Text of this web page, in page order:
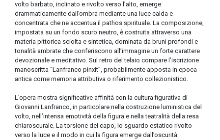
volto barbato, inclinato e rivolto verso l’alto, emerge
drammaticamente dall’ombra mediante una luce calda e
concentrata che ne accentua il pathos spirituale. La composizione,
impostata su un fondo scuro neutro, è costruita attraverso una
materia pittorica sciolta e sintetica, dominata da bruni profondi e
tonalità ambrate che conferiscono all’immagine un forte carattere
devozionale e meditativo. Sul retro del telaio compare l’iscrizione
manoscritta “Lanfranco pinxit”, probabilmente apposta in epoca
antica come memoria attributiva o riferimento collezionistico.
L’opera mostra significative affinità con la cultura figurativa di
Giovanni Lanfranco, in particolare nella costruzione luministica del
volto, nell’intensa emotività della figura e nella teatralità della resa
chiaroscurale. La torsione del capo, lo sguardo estatico rivolto
verso la luce e il modo in cui la figura emerge dall’oscurità